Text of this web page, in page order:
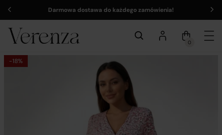
Darmowa dostawa do każdego zamówienia!
0
-18%